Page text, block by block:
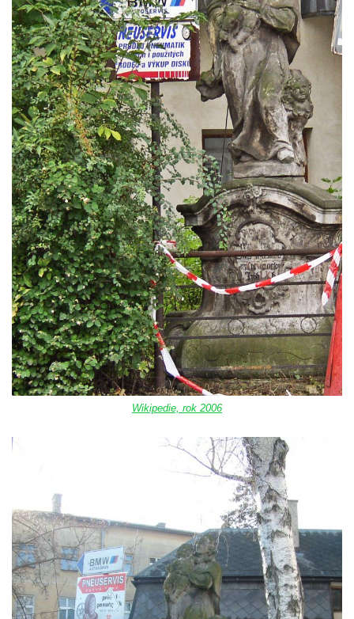
Busta Jana Amose Komenského na domě
čp. 37 v Račicích
Socha ležícího koně v Sadech
Československé armády v Teplicích
Socha Medvídě v Tierpark Chemnitz
Sochy Ležící žena v Tierpark Chemnitz
Sochy Ptáci v Tierpark Chemnitz
Socha Skupina jeřábů v Tierpark Chemnitz
Socha Panter v ZOO Leipzig
Socha Dívka s mušlí v ZOO Leipzig
Socha Tygr v ZOO Leipzig
Socha Atlet v ZOO Leipzig
Socha Marabu v ZOO Leipzig
Busta Karla Maxe Schneidera v ZOO
Leipzig
Socha Iásón v ZOO Leipzig
Socha Mladý slon v ZOO Leipzig
Socha Býk v ZOO Dresden
Socha Uprchlý otrok bojuje s divokým psem
Socha slona v ZOO Dresden
Socha Faun s medvíďaty v ZOO Dresden
Socha divokého prasete před vstupem do
ZOO Dresden
Socha světce severně od Lužce nad
Wikipedie, rok 2006